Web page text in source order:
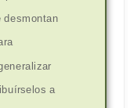
desmontan
a